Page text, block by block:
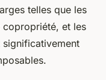
telles que les
copropriété, et les
significativement